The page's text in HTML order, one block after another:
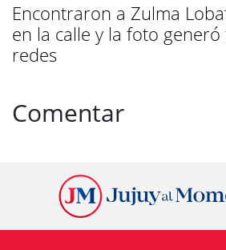
Encontraron a Zulma
en la calle y la foto
redes
Comentar